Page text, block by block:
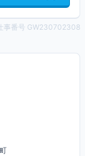
事番号 GW230702308